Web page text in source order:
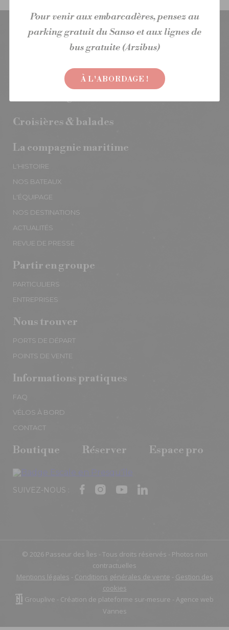
Croisières & balades
La compagnie maritime
L'HISTOIRE
NOS BATEAUX
L'ÉQUIPAGE
NOS DESTINATIONS
ACTUALITÉS
REVUE DE PRESSE
Partir en groupe
PARTICULIERS
ENTREPRISES
Nous trouver
PORTS DE DÉPART
POINTS DE VENTE
Informations pratiques
FAQ
VÉLOS À BORD
CONTACT
Boutique Réserver Espace pro
SUIVEZ-NOUS :
© 2026 Passeur des Îles - Tous droits réservés - Photos non
contractuelles
Mentions légales - Conditions générales de vente - Gestion des
cookies
Grouplive - Création de plateforme sur-mesure - Agence web
Vannes
Pour venir aux embarcadères, pensez au
parking gratuit du Sanso et aux lignes de
bus gratuite (Arzibus)
À L'ABORDAGE !